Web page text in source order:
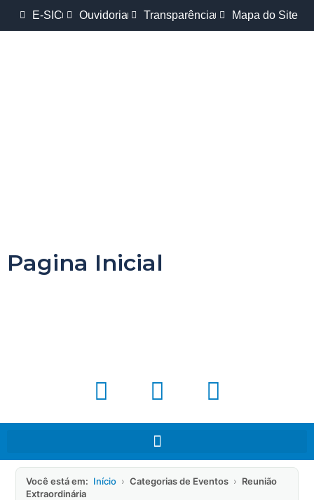
E-SIC Ouvidoria Transparência Mapa do Site
Pagina Inicial
Você está em: Início › Categorias de Eventos › Reunião
Extraordinária